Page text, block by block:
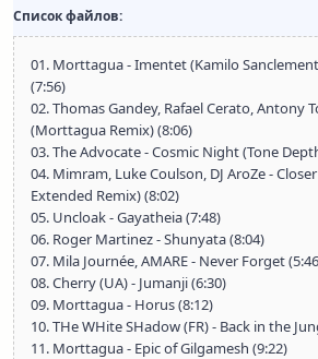
Список файлов:
01. Morttagua - Imentet (Kamilo
(7:56)
02. Thomas Gandey, Rafael Cerato, Antony
(Morttagua Remix) (8:06)
03. The Advocate - Cosmic Night (Tone
04. Mimram, Luke Coulson, DJ AroZe -
Extended Remix) (8:02)
05. Uncloak - Gayatheia (7:48)
06. Roger Martinez - Shunyata (8:04)
07. Mila Journée, AMARE - Never Forget
08. Cherry (UA) - Jumanji (6:30)
09. Morttagua - Horus (8:12)
10. THe WHite SHadow (FR) - Back in the
11. Morttagua - Epic of Gilgamesh (9:22)